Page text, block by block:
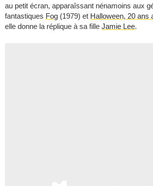
au petit écran, apparaîssant nénamoins aux
fantastiques Fog (1979) et Halloween, 20 ans
elle donne la réplique à sa fille Jamie Lee.